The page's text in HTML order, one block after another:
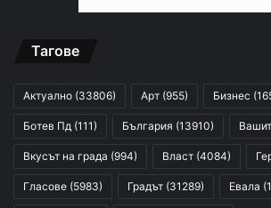
Тагове
Актуално (33806) Арт (955) Бизнес
Ботев Пд (111) България (13910)
Вкусът на града (994) Власт (4084)
Гласове (5983) Градът (31289) Евала